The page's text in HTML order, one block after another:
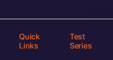
Quick
Links
Test
Series